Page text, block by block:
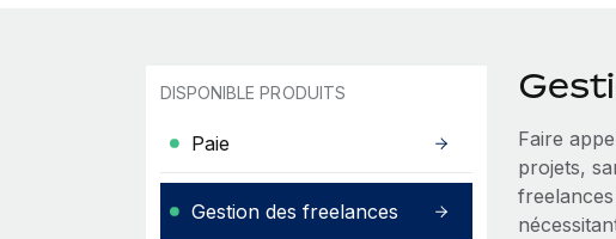
DISPONIBLE PRODUITS
Paie
Gestion des freelances
Faire
projets,